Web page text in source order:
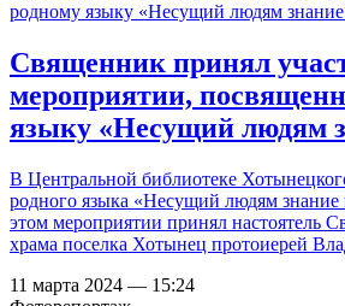
Священник принял
мероприятии,
языку «Несущий людям
В Центральной библиотеке
родного языка «Несущий людям знание
этом мероприятии принял настоятель
храма поселка Хотынец протоиерей
11 марта 2024 — 15:24